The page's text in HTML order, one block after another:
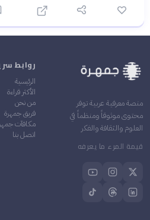
منصة معرفية عربية توفر
محتوى موثوقاً ومنظماً في
العلوم والثقافة والفكر
قيمة المرء ما يعرفه
روابط
الرئيسية
الأكثر قراءة
من نحن
فريق جمهرة
مكافآت
اتصل بنا